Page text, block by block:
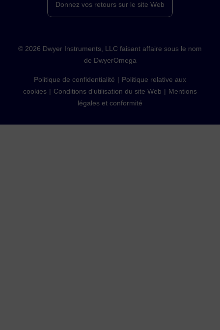
Donnez vos retours sur le site Web
© 2026 Dwyer Instruments, LLC faisant affaire sous le nom
de DwyerOmega
Politique de confidentialité
Politique relative aux
cookies
Conditions d'utilisation du site Web
Mentions
légales et conformité